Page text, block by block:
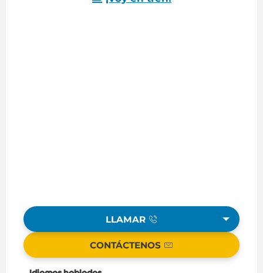
LLAMAR
CONTÁCTENOS